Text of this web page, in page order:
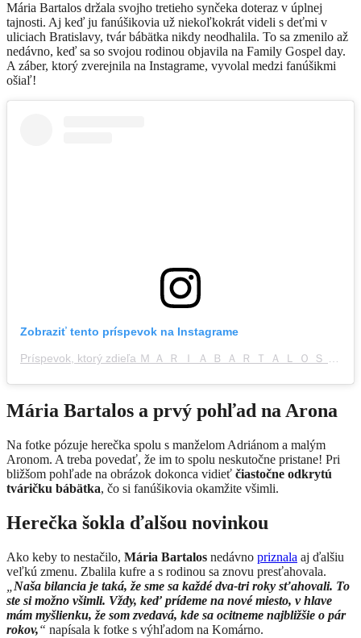
Mária Bartalos držala svojho tretieho synčeka doteraz v úplnej
tajnosti. Aj keď ju fanúšikovia už niekoľkokrát videli s deťmi v
uliciach Bratislavy, tvár bábätka nikdy neodhalila. To sa zmenilo až
nedávno, keď sa so svojou rodinou objavila na Family Gospel day.
A záber, ktorý zverejnila na Instagrame, vyvolal medzi fanúšikmi
ošiaľ!
Zobraziť tento príspevok na Instagrame
Príspevok, ktorý zdieľa Ｍ Ａ Ｒ Ｉ Ａ Ｂ Ａ Ｒ Ｔ Ａ Ｌ Ｏ Ｓ (@maria.bartalos)
Mária Bartalos a prvý pohľad na Arona
Na fotke pózuje herečka spolu s manželom Adriánom a malým
Aronom. A treba povedať, že im to spolu neskutočne pristane! Pri
bližšom pohľade na obrázok dokonca vidieť čiastočne odkrytú
tváričku bábätka, čo si fanúšikovia okamžite všimli.
Herečka šokla ďalšou novinkou
Ako keby to nestačilo, Mária Bartalos nedávno priznala aj ďalšiu
veľkú zmenu. Zbalila kufre a s rodinou sa znovu presťahovala.
Naša bilancia je taká, že sme sa každé dva-tri roky sťahovali. To
ste si možno všimli. Vždy, keď prídeme na nové miesto, v hlave
mám myšlienku, že som zvedavá, kde sa ocitneme najbližšie o pár
rokov,“ napísala k fotke s výhľadom na Komárno.